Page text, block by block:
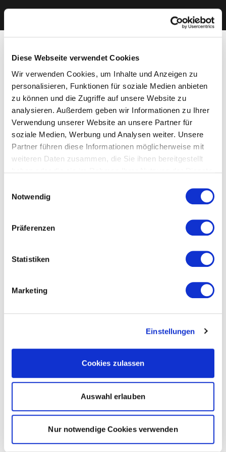
Diese Webseite verwendet Cookies
Wir verwenden Cookies, um Inhalte und Anzeigen zu
personalisieren, Funktionen für soziale Medien anbieten
zu können und die Zugriffe auf unsere Website zu
analysieren. Außerdem geben wir Informationen zu Ihrer
Verwendung unserer Website an unsere Partner für
soziale Medien, Werbung und Analysen weiter. Unsere
Partner führen diese Informationen möglicherweise mit
weiteren Daten zusammen, die Sie ihnen bereitgestellt
Cookies, wenn Sie unsere Webseite weiterhin nutzen.
Notwendig
Präferenzen
Statistiken
Marketing
Einstellungen
Cookies zulassen
Auswahl erlauben
Nur notwendige Cookies verwenden